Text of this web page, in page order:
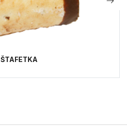
ŠTAFETKA